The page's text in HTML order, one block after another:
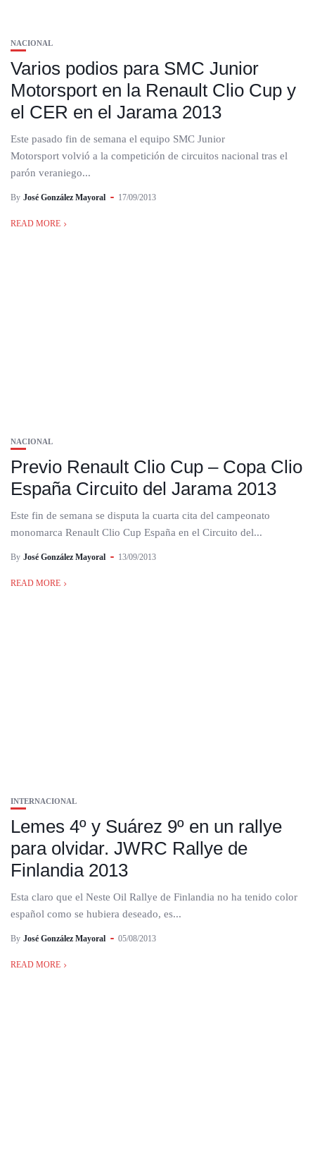
NACIONAL
Varios podios para SMC Junior
Motorsport en la Renault Clio Cup y
el CER en el Jarama 2013
Este pasado fin de semana el equipo SMC Junior
Motorsport volvió a la competición de circuitos nacional tras el
parón veraniego...
By José González Mayoral 17/09/2013
READ MORE
NACIONAL
Previo Renault Clio Cup – Copa Clio
España Circuito del Jarama 2013
Este fin de semana se disputa la cuarta cita del campeonato
monomarca Renault Clio Cup España en el Circuito del...
By José González Mayoral 13/09/2013
READ MORE
INTERNACIONAL
Lemes 4º y Suárez 9º en un rallye
para olvidar. JWRC Rallye de
Finlandia 2013
Esta claro que el Neste Oil Rallye de Finlandia no ha tenido color
español como se hubiera deseado, es...
By José González Mayoral 05/08/2013
READ MORE